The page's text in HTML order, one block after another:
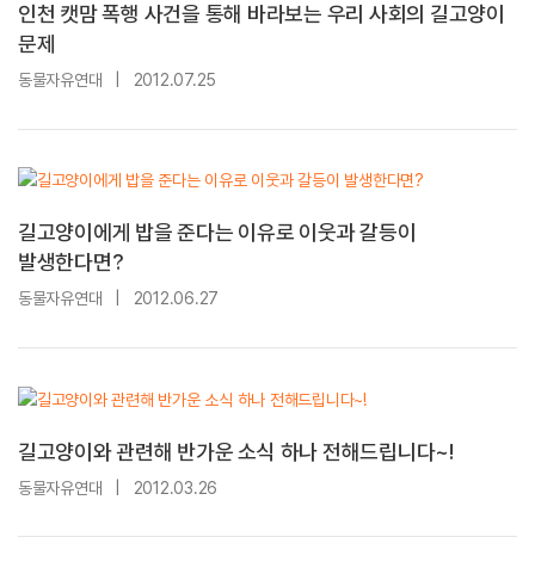
인천 캣맘 폭행 사건을 통해 바라보는 우리 사회의 길고양이
문제
동물자유연대 2012.07.25
길고양이에게 밥을 준다는 이유로 이웃과 갈등이
발생한다면?
동물자유연대 2012.06.27
길고양이와 관련해 반가운 소식 하나 전해드립니다~!
동물자유연대 2012.03.26